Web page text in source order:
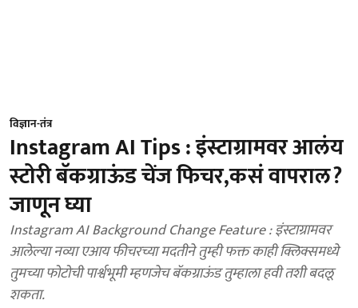
विज्ञान-तंत्र
Instagram AI Tips : इंस्टाग्रामवर आलंय
स्टोरी बॅकग्राऊंड चेंज फिचर,कसं वापराल?
जाणून घ्या
Instagram AI Background Change Feature : इंस्टाग्रामवर
आलेल्या नव्या एआय फीचरच्या मदतीने तुम्ही फक्त काही क्लिक्समध्ये
तुमच्या फोटोची पार्श्वभूमी म्हणजेच बॅकग्राऊंड तुम्हाला हवी तशी बदलू
शकता.